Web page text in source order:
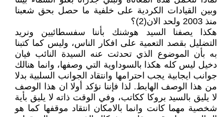
وبين القيادات الكردية على خلفية ما حصل بحق شعبنا
منذ 2003 ولحد الان(2)؟
هكذا يصفنا السيد هوشنك بأننا سفسطائيين ونريد
التضليل بقصد التعمية على افكار الناس، وليس كما كتبنا
به بأن الموضوع الذي تحدثت عنه السيدة النائب فيان
دخيل ليس كله هكذا بالسوداوية التي وصفها، وانما هنالك
جوانب ايجابية يجب احترامها وانتقاد الجوانب السلبية بدلا
من هذا الوصف الهابط. لذا فإننا نؤكد أولا ان هذا الوصف
لا يليق بالسيد بروكا ككاتب، وفي الوقت ذاته لا يليق بأية
شخصية مهما كانت وانما بالامكان انتقاد موقفها كما هو